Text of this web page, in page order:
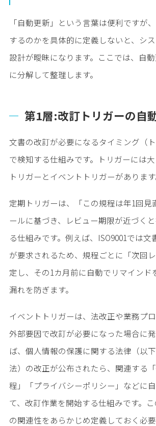
「自動更新」という言葉は便利ですが
するのかを具体的に定義しないと、シ
設計が曖昧になります。ここでは、自
に分解して整理します。
第1層:改訂トリガーの自
文書の改訂が必要になるタイミング（
で検知する仕組みです。トリガーには
トリガーとイベントトリガーがあります
定期トリガーは、「この規程は年1回見
ールに基づき、レビュー期限が近づく
る仕組みです。例えば、ISO9001では文
が要求されるため、規程ごとに「次回
定し、その1カ月前に自動でリマインド
漏れを防ぎます。
イベントトリガーは、法改正や業務プロ
外部要因で改訂が必要になった場合に
ば、個人情報の保護に関する法律（以
法）の改正が公布されたら、関連する
程」「プライバシーポリシー」などに
て、改訂作業を開始する仕組みです。
の関連性をあらかじめ定義しておく必要